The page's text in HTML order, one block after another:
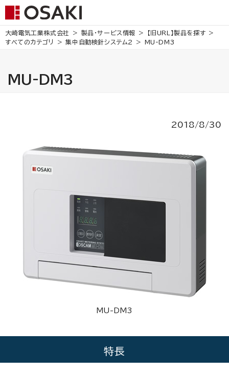
大崎電気工業株式会社 製品・サービス情報
【旧URL】製品を探す
すべてのカテゴリ
集中自動検針システム2 MU-DM3
MU-DM3
2018/8/30
MU-DM3
特長